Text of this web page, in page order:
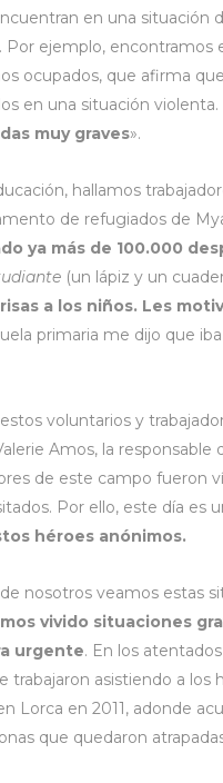
en una situación
Por ejemplo,
ocupados, que afirma
en una situación violenta.
muy graves».
hallamos
de refugiados de
ya más de 100.000
(un lápiz y un
a los niños. Les
primaria me dijo que
voluntarios y
Amos, la
de este campo fueron
Por ello, este día es
héroes anónimos.
nosotros veamos estas
vivido situaciones
urgente. En los
trabajaron asistiendo a los
Lorca en 2011, adonde
que quedaron